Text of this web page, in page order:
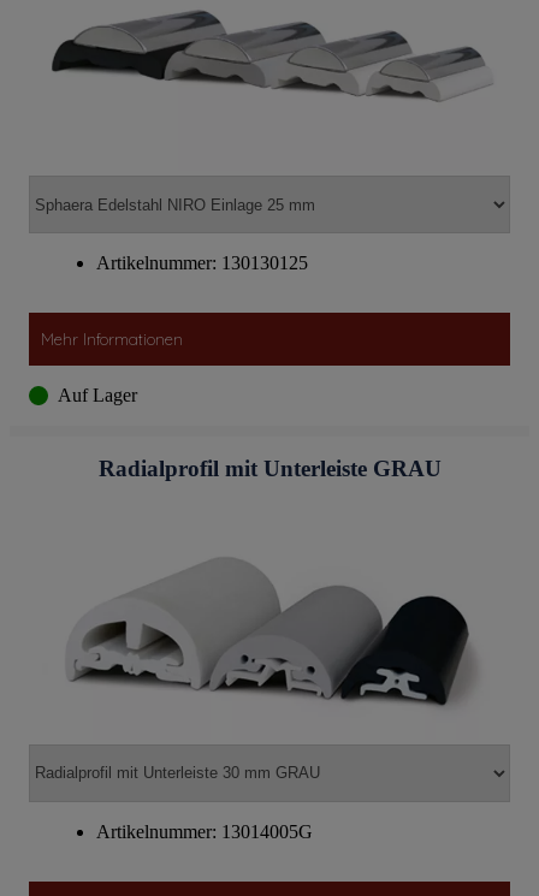
Artikelnummer: 130130125
Mehr Informationen
Auf Lager
Radialprofil mit Unterleiste GRAU
Artikelnummer: 13014005G